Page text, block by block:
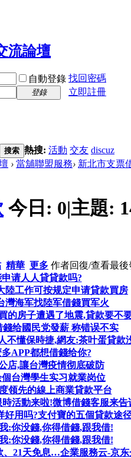
自動登錄 找回密碼
登錄
立即註冊
搜索 熱搜: 活動 交友 discuz
› 當舖聯盟服務› 新北市支票
今日: 0|主題:
精華 更多 作者回復/查看最後
请人人貸貸款吗?
陸工作可按规定申请貸款買房
灣海军找陸军借錢買军火
的房子遭遇了地震,貸款要不
给國民党發薪 称错误不实
不懂保時捷,網友:茶叶蛋貸款
APP都想借錢给你?
店,讓台灣疫情彻底破防
台灣學生实习就業岗位
领先的線上商業貸款平台
活動来啦!微博借錢客服来告
好用吗?支付寶的五個貸款途
:你没錢,你得借錢,跟我借!
:你没錢,你得借錢,跟我借!
、21天免息…企業服務云-京东